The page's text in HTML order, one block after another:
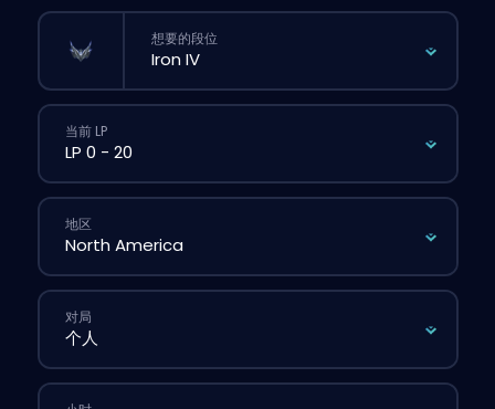
想要的段位
当前 LP
地区
对局